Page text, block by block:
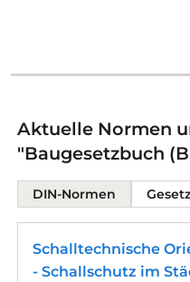
Aktuelle Normen
"Baugesetzbuch
DIN-Normen
Schalltechnische
- Schallschutz im